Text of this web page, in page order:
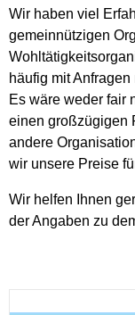
Wir haben viel
gemeinnützigen
häufig mit
Es wäre weder fair
einen großzügigen
andere
wir unsere Preise
Wir helfen Ihnen
der Angaben zu